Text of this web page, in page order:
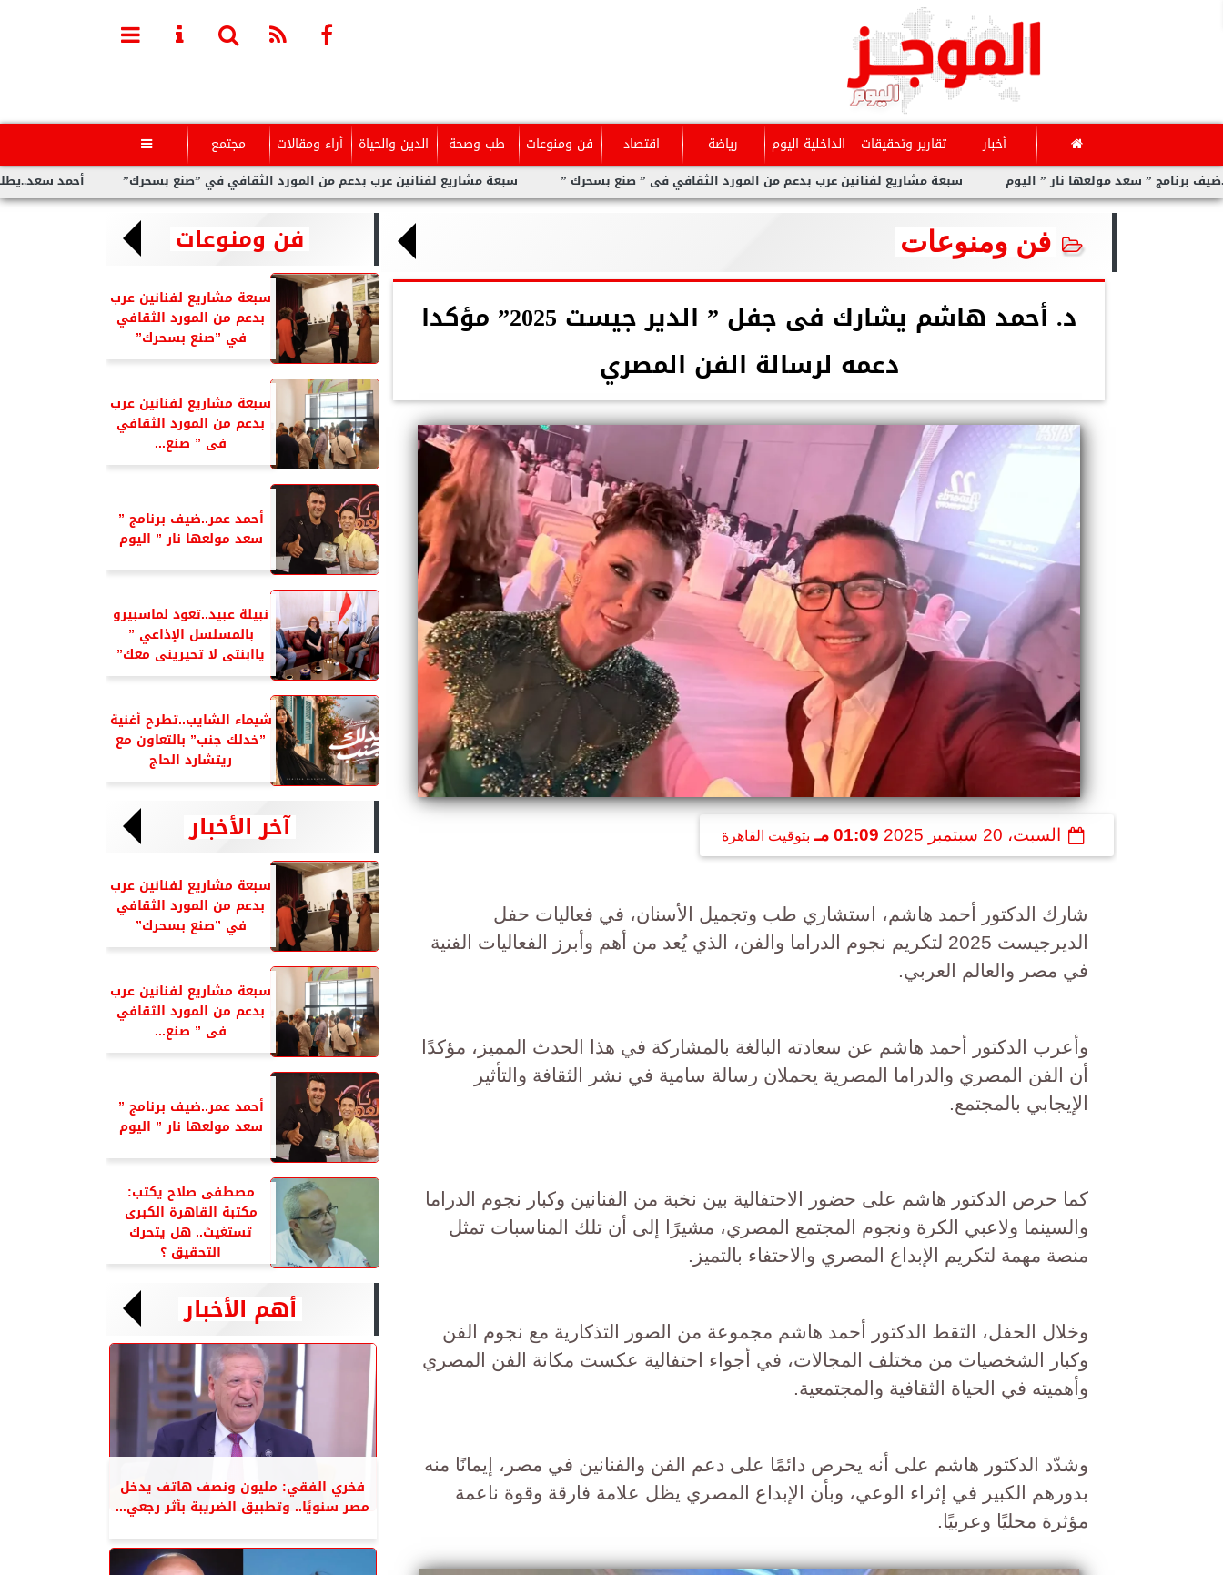
أخبار تقارير وتحقيقات الداخلية اليوم رياضة اقتصاد فن ومنوعات طب وصحة الدين والحياة أراء ومقالات مجتمع 
أحمد سعد..يطلق” الألبوم سبعة مشاريع لفنانين عرب بدعم من المورد الثقافي في ”صنع بسحرك” سبعة مشاريع لفنانين عرب بدعم من المورد الثقافي فى ” صنع بسحرك ” نار ” اليوم
فن ومنوعات
د. أحمد هاشم يشارك فى جفل ” الدير جيست 2025” مؤكدا
دعمه لرسالة الفن المصري
السبت، 20 سبتمبر 2025 01:09 مـ بتوقيت القاهرة
شارك الدكتور أحمد هاشم، استشاري طب وتجميل الأسنان، في فعاليات حفل
الديرجيست 2025 لتكريم نجوم الدراما والفن، الذي يُعد من أهم وأبرز الفعاليات الفنية
في مصر والعالم العربي.
وأعرب الدكتور أحمد هاشم عن سعادته البالغة بالمشاركة في هذا الحدث المميز، مؤكدًا
أن الفن المصري والدراما المصرية يحملان رسالة سامية في نشر الثقافة والتأثير
الإيجابي بالمجتمع.
كما حرص الدكتور هاشم على حضور الاحتفالية بين نخبة من الفنانين وكبار نجوم الدراما
والسينما ولاعبي الكرة ونجوم المجتمع المصري، مشيرًا إلى أن تلك المناسبات تمثل
منصة مهمة لتكريم الإبداع المصري والاحتفاء بالتميز.
وخلال الحفل، التقط الدكتور أحمد هاشم مجموعة من الصور التذكارية مع نجوم الفن
وكبار الشخصيات من مختلف المجالات، في أجواء احتفالية عكست مكانة الفن المصري
وأهميته في الحياة الثقافية والمجتمعية.
وشدّد الدكتور هاشم على أنه يحرص دائمًا على دعم الفن والفنانين في مصر، إيمانًا منه
بدورهم الكبير في إثراء الوعي، وبأن الإبداع المصري يظل علامة فارقة وقوة ناعمة
مؤثرة محليًا وعربيًا.
فن ومنوعات
سبعة مشاريع لفنانين عرب
بدعم من المورد الثقافي
في ”صنع بسحرك”
سبعة مشاريع لفنانين عرب
بدعم من المورد الثقافي
فى ” صنع...
أحمد عمر..ضيف برنامج ”
سعد مولعها نار ” اليوم
نبيلة عبيد..تعود لماسبيرو
بالمسلسل الإذاعي ”
ياابنتى لا تحيرينى معك”
شيماء الشايب..تطرح أغنية
”خدلك جنب” بالتعاون مع
ريتشارد الحاج
آخر الأخبار
سبعة مشاريع لفنانين عرب
بدعم من المورد الثقافي
في ”صنع بسحرك”
سبعة مشاريع لفنانين عرب
بدعم من المورد الثقافي
فى ” صنع...
أحمد عمر..ضيف برنامج ”
سعد مولعها نار ” اليوم
مصطفى صلاح يكتب:
مكتبة القاهرة الكبرى
تستغيث.. هل يتحرك
التحقيق ؟
أهم الأخبار
فخري الفقي: مليون ونصف هاتف يدخل
مصر سنويًا.. وتطبيق الضريبة بأثر رجعي...